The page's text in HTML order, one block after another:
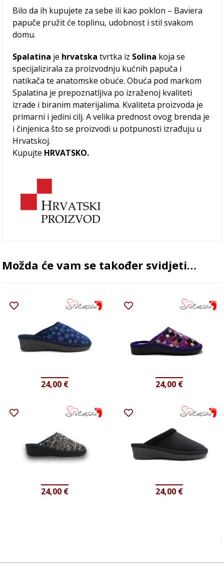
Bilo da ih kupujete za sebe ili kao poklon – Baviera
papuče pružit će toplinu, udobnost i stil svakom
domu.
Spalatina je hrvatska tvrtka iz Solina koja se
specijalizirala za proizvodnju kućnih papuča i
natikača te anatomske obuće. Obuća pod markom
Spalatina je prepoznatljiva po izraženoj kvaliteti
izrade i biranim materijalima. Kvaliteta proizvoda je
primarni i jedini cilj. A velika prednost ovog brenda je
i činjenica što se proizvodi u potpunosti izrađuju u
Hrvatskoj.
Kupujte HRVATSKO.
Možda će vam se također svidjeti…
24,00 € 24,00 €
24,00 € 24,00 €